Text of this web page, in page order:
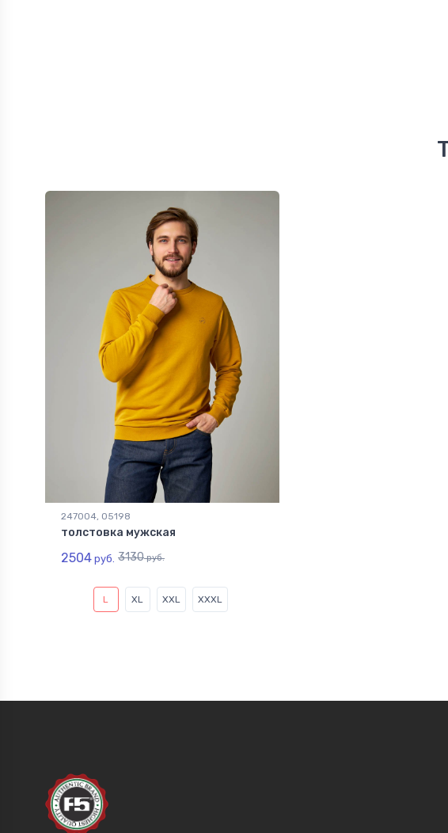
247004, 05198
толстовка мужская
2504 руб. 3130руб.
L XL XXL XXXL